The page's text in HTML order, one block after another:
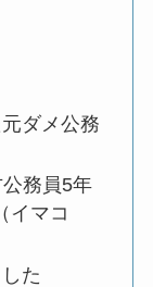
ダメ公務
務員5年
イマコ
た